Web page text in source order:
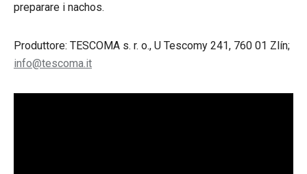
preparare i nachos.
Produttore: TESCOMA s. r. o., U Tescomy 241, 760 01 Zlín;
info@tescoma.it